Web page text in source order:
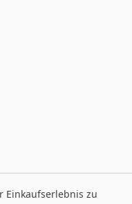
Einkaufserlebnis zu